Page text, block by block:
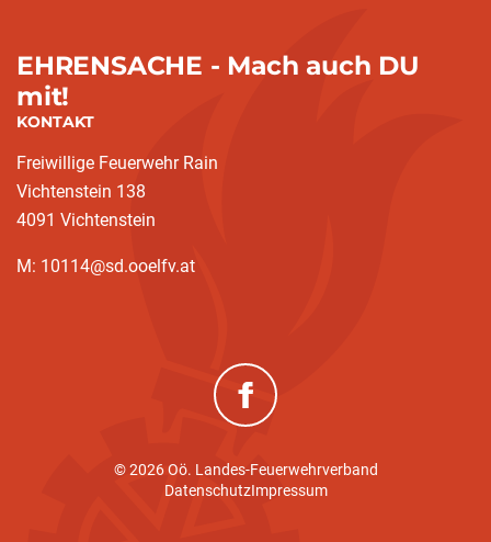
EHRENSACHE - Mach auch DU
mit!
KONTAKT
Freiwillige Feuerwehr Rain
Vichtenstein 138
4091 Vichtenstein
M: 10114@sd.ooelfv.at
(neues Fenster)
© 2026 Oö. Landes-Feuerwehrverband
DatenschutzImpressum